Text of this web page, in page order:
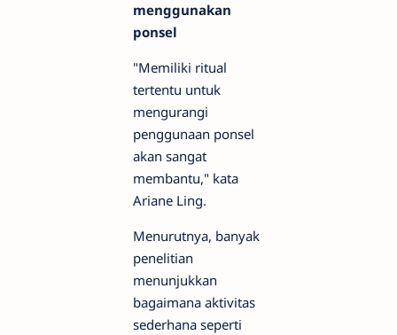
menggunakan
ponsel
"Memiliki ritual
tertentu untuk
mengurangi
penggunaan ponsel
akan sangat
membantu," kata
Ariane Ling.
Menurutnya, banyak
penelitian
menunjukkan
bagaimana aktivitas
sederhana seperti